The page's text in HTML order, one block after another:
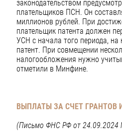
законодательством
плательщиков ПСН. Он
миллионов рублей. При
плательщик патента должен
УСН с начала того периода,
патент. При совмещении
налогообложения нужно
отметили в Минфине.
ВЫПЛАТЫ ЗА СЧЕТ ГРАНТОВ
(Письмо ФНС РФ от 24.09.2024